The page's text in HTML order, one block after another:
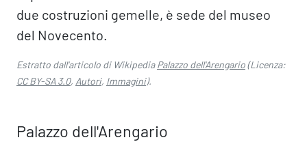
due costruzioni gemelle, è sede del museo
del Novecento.
Estratto dall'articolo di WikipediaPalazzo dell'Arengario(Licenza:
CC BY-SA 3.0, Autori, Immagini).
Palazzo dell'Arengario